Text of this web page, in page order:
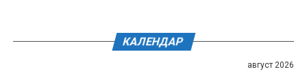
КАЛЕНДАР
август 2026